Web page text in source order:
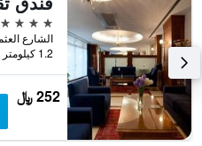
4 نجوم
1.2 كيلومتر عن وسط المدينة
252 ﷼